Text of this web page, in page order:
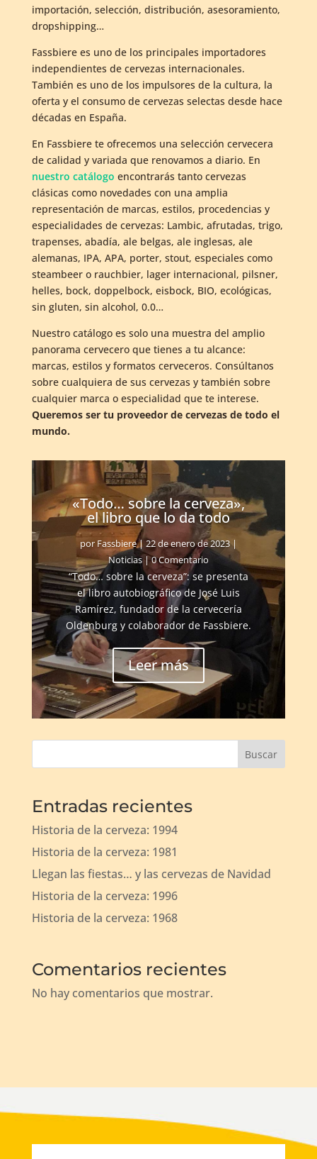
importación, selección, distribución, asesoramiento,
dropshipping…
Fassbiere es uno de los principales importadores
independientes de cervezas internacionales.
También es uno de los impulsores de la cultura, la
oferta y el consumo de cervezas selectas desde hace
décadas en España.
En Fassbiere te ofrecemos una selección cervecera
de calidad y variada que renovamos a diario. En
nuestro catálogo encontrarás tanto cervezas
clásicas como novedades con una amplia
representación de marcas, estilos, procedencias y
especialidades de cervezas: Lambic, afrutadas, trigo,
trapenses, abadía, ale belgas, ale inglesas, ale
alemanas, IPA, APA, porter, stout, especiales como
steambeer o rauchbier, lager internacional, pilsner,
helles, bock, doppelbock, eisbock, BIO, ecológicas,
sin gluten, sin alcohol, 0.0…
Nuestro catálogo es solo una muestra del amplio
panorama cervecero que tienes a tu alcance:
marcas, estilos y formatos cerveceros. Consúltanos
sobre cualquiera de sus cervezas y también sobre
cualquier marca o especialidad que te interese.
Queremos ser tu proveedor de cervezas de todo el
mundo.
«Todo… sobre la cerveza»,
el libro que lo da todo
por Fassbiere| 22 de enero de 2023|
Noticias| 0 Comentario
“Todo… sobre la cerveza”: se presenta
el libro autobiográfico de José Luis
Ramírez, fundador de la cervecería
Oldenburg y colaborador de Fassbiere.
Leer más
Buscar
Entradas recientes
Historia de la cerveza: 1994
Historia de la cerveza: 1981
Llegan las fiestas… y las cervezas de Navidad
Historia de la cerveza: 1996
Historia de la cerveza: 1968
Comentarios recientes
No hay comentarios que mostrar.